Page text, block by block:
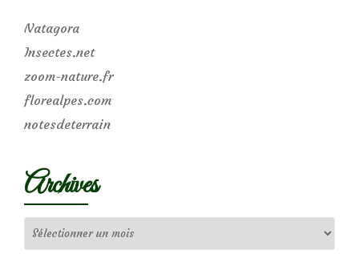
Natagora
Insectes.net
zoom-nature.fr
florealpes.com
notesdeterrain
Archives